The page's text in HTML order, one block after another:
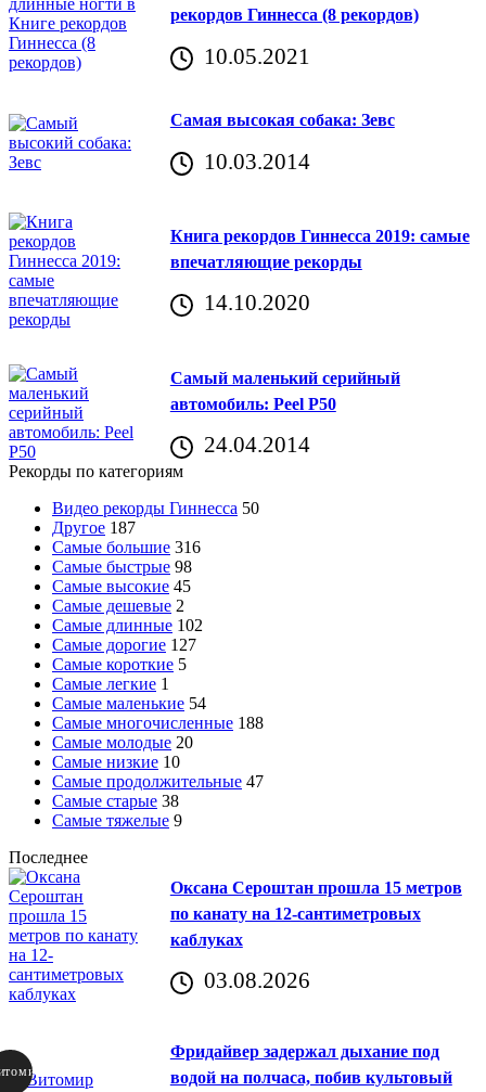
рекордов Гиннесса (8 рекордов)
10.05.2021
Самая высокая собака: Зевс
10.03.2014
Книга рекордов Гиннесса 2019: самые
впечатляющие рекорды
14.10.2020
Самый маленький серийный
автомобиль: Peel P50
24.04.2014
Рекорды по категориям
Видео рекорды Гиннесса 50
Другое 187
Самые большие 316
Самые быстрые 98
Самые высокие 45
Самые дешевые 2
Самые длинные 102
Самые дорогие 127
Самые короткие 5
Самые легкие 1
Самые маленькие 54
Самые многочисленные 188
Самые молодые 20
Самые низкие 10
Самые продолжительные 47
Самые старые 38
Самые тяжелые 9
Последнее
Оксана Сероштан прошла 15 метров
по канату на 12-сантиметровых
каблуках
03.08.2026
Фридайвер задержал дыхание под
водой на полчаса, побив культовый